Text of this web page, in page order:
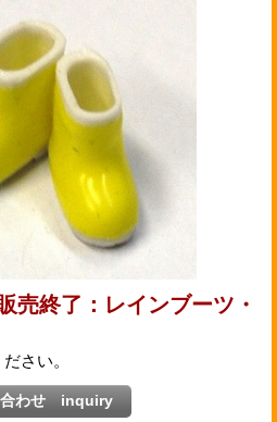
売終了：レインブーツ・
ださい。